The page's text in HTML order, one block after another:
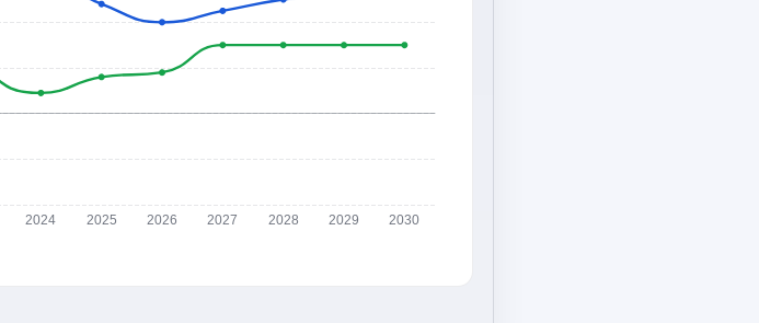
2024 2025 2026 2027 2028 2029 2030